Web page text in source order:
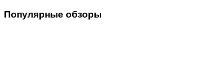
Популярные обзоры